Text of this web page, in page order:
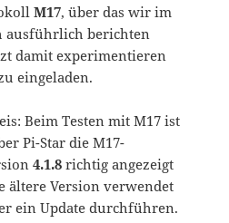
M17, über das wir im
ausführlich berichten
damit experimentieren
eingeladen.
Beim Testen mit M17 ist
Pi-Star die M17-
4.1.8 richtig angezeigt
ältere Version verwendet
ein Update durchführen.